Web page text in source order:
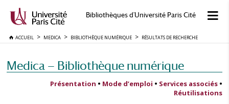
Bibliothèques d'Université Paris Cité
ACCUEIL MEDICA BIBLIOTHÈQUE NUMÉRIQUE RÉSULTATS DE RECHERCHE
Medica — Bibliothèque numérique
Présentation • Mode d’emploi • Services associés •
Réutilisations